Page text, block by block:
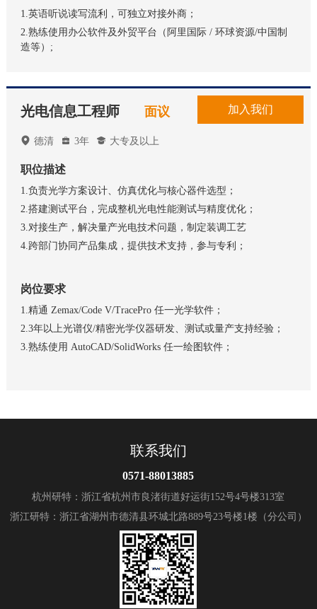
1.英语听说读写流利，可独立对接外商；
2.熟练使用办公软件及外贸平台（阿里国际 / 环球资源/中国制
造等）;
光电信息工程师 面议
 德清  3年  大专及以上
职位描述
1.负责光学方案设计、仿真优化与核心器件选型；
2.搭建测试平台，完成整机光电性能测试与精度优化；
3.对接生产，解决量产光电技术问题，制定装调工艺
4.跨部门协同产品集成，提供技术支持，参与专利；
岗位要求
1.精通 Zemax/Code V/TracePro 任一光学软件；
2.3年以上光谱仪/精密光学仪器研发、测试或量产支持经验；
3.熟练使用 AutoCAD/SolidWorks 任一绘图软件；
加入我们
联系我们
0571-88013885
杭州研特：浙江省杭州市良渚街道好运街152号4号楼313室
浙江研特：浙江省湖州市德清县环城北路889号23号楼1楼（分公司）